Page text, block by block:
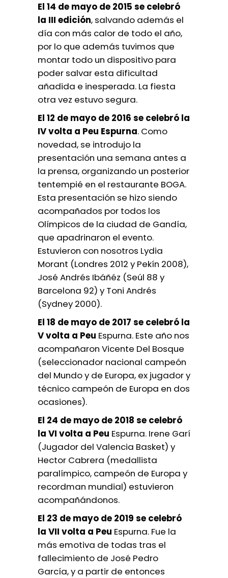
El 14 de mayo de 2015 se celebró
la III edición, salvando además el
día con más calor de todo el año,
por lo que además tuvimos que
montar todo un dispositivo para
poder salvar esta dificultad
añadida e inesperada. La fiesta
otra vez estuvo segura.
El 12 de mayo de 2016 se celebró la
IV volta a Peu Espurna. Como
novedad, se introdujo la
presentación una semana antes a
la prensa, organizando un posterior
tentempié en el restaurante BOGA.
Esta presentación se hizo siendo
acompañados por todos los
Olímpicos de la ciudad de Gandía,
que apadrinaron el evento.
Estuvieron con nosotros Lydia
Morant (Londres 2012 y Pekín 2008),
José Andrés Ibáñéz (Seúl 88 y
Barcelona 92) y Toni Andrés
(Sydney 2000).
El 18 de mayo de 2017 se celebró la
V volta a Peu Espurna. Este año nos
acompañaron Vicente Del Bosque
(seleccionador nacional campeón
del Mundo y de Europa, ex jugador y
técnico campeón de Europa en dos
ocasiones).
El 24 de mayo de 2018 se celebró
la VI volta a Peu Espurna. Irene Garí
(Jugador del Valencia Basket) y
Hector Cabrera (medallista
paralímpico, campeón de Europa y
recordman mundial) estuvieron
acompañándonos.
El 23 de mayo de 2019 se celebró
la VII volta a Peu Espurna. Fue la
más emotiva de todas tras el
fallecimiento de José Pedro
García, y a partir de entonces